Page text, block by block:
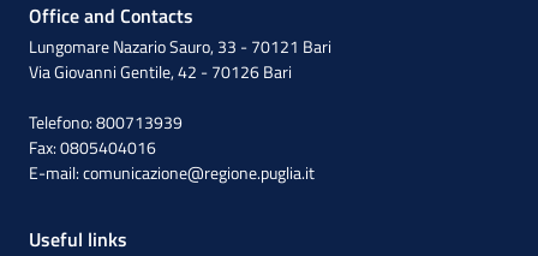
Office and Contacts
Lungomare Nazario Sauro, 33 - 70121 Bari
Via Giovanni Gentile, 42 - 70126 Bari
Telefono: 800713939
Fax: 0805404016
E-mail:comunicazione@regione.puglia.it
Useful links